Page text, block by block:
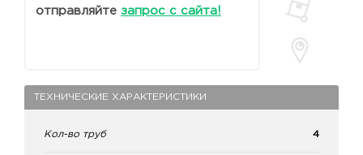
отправляйте запрос с сайта!
ТЕХНИЧЕСКИЕ ХАРАКТЕРИСТИКИ
Кол-во труб 4